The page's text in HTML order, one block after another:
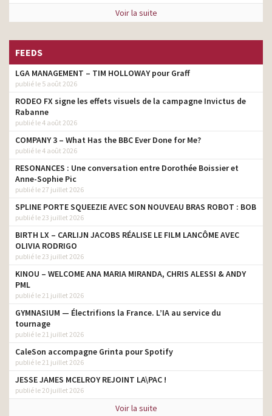
Voir la suite
FEEDS
LGA MANAGEMENT – TIM HOLLOWAY pour Graff
publié le 5 août 2026
RODEO FX signe les effets visuels de la campagne Invictus de
Rabanne
publié le 4 août 2026
COMPANY 3 – What Has the BBC Ever Done for Me?
publié le 4 août 2026
RESONANCES : Une conversation entre Dorothée Boissier et
Anne-Sophie Pic
publié le 27 juillet 2026
SPLINE PORTE SQUEEZIE AVEC SON NOUVEAU BRAS ROBOT : BOB
publié le 23 juillet 2026
BIRTH LX – CARLIJN JACOBS RÉALISE LE FILM LANCÔME AVEC
OLIVIA RODRIGO
publié le 23 juillet 2026
KINOU – WELCOME ANA MARIA MIRANDA, CHRIS ALESSI & ANDY
PML
publié le 21 juillet 2026
GYMNASIUM — Électrifions la France. L’IA au service du
tournage
publié le 21 juillet 2026
CaleSon accompagne Grinta pour Spotify
publié le 21 juillet 2026
JESSE JAMES MCELROY REJOINT LA\PAC !
publié le 20 juillet 2026
Voir la suite